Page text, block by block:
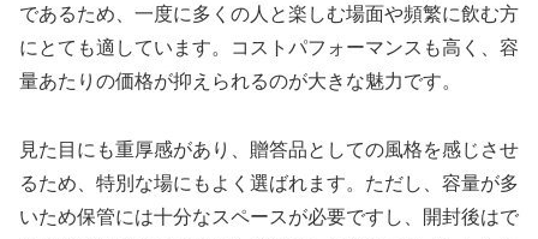
であるため、一度に多くの人と楽しむ場面や頻繁に飲む方
にとても適しています。コストパフォーマンスも高く、容
量あたりの価格が抑えられるのが大きな魅力です。
見た目にも重厚感があり、贈答品としての風格を感じさせ
るため、特別な場にもよく選ばれます。ただし、容量が多
いため保管には十分なスペースが必要ですし、開封後はで